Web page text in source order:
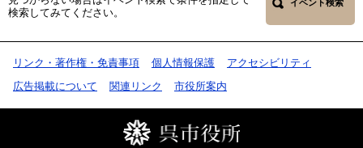
検索してみてください。
イベント検索
リンク・著作権・免責事項 個人情報保護 アクセシビリティ
広告掲載について 関連リンク 市役所案内